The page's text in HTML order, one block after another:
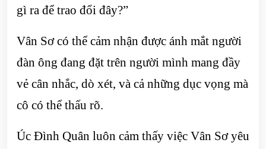
gì ra để trao đổi đây?”
Vân Sơ có thể cảm nhận được ánh mắt người
đàn ông đang đặt trên người mình mang đầy
vẻ cân nhắc, dò xét, và cả những dục vọng mà
cô có thể thấu rõ.
Úc Đình Quân luôn cảm thấy việc Vân Sơ yêu